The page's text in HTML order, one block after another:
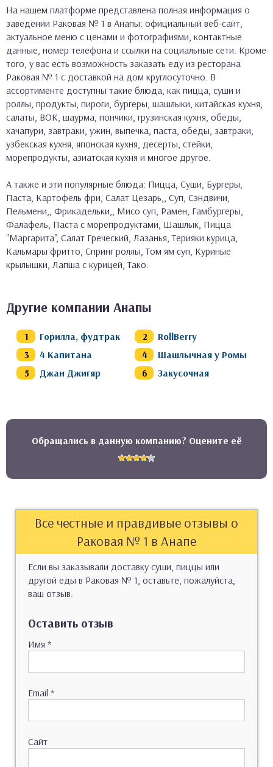
На нашем платформе представлена полная информация о
заведении Раковая № 1 в Анапы: официальный веб-сайт,
актуальное меню с ценами и фотографиями, контактные
данные, номер телефона и ссылки на социальные сети. Кроме
того, у вас есть возможность заказать еду из ресторана
Раковая № 1 с доставкой на дом круглосуточно. В
ассортименте доступны такие блюда, как пицца, суши и
роллы, продукты, пироги, бургеры, шашлыки, китайская кухня,
салаты, ВОК, шаурма, пончики, грузинская кухня, обеды,
хачапури, завтраки, ужин, выпечка, паста, обеды, завтраки,
узбекская кухня, японская кухня, десерты, стейки,
морепродукты, азиатская кухня и многое другое.
А также и эти популярные блюда: Пицца, Суши, Бургеры,
Паста, Картофель фри, Салат Цезарь,, Суп, Сэндвичи,
Пельмени,, Фрикадельки,, Мисо суп, Рамен, Гамбургеры,
Фалафель, Паста с морепродуктами, Шашлык, Пицца
"Маргарита", Салат Греческий, Лазанья, Терияки курица,
Кальмары фритто, Спринг роллы, Том ям суп, Куриные
крылышки, Лапша с курицей, Тако.
Другие компании Анапы
Горилла, фудтрак
RollBerry
4 Капитана
Шашлычная у Ромы
Джан Джигяр
Закусочная
Обращались в данную компанию? Оцените её
Все честные и правдивые отзывы о
Раковая № 1 в Анапе
Если вы заказывали доставку суши, пиццы или
другой еды в Раковая № 1, оставьте, пожалуйста,
ваш отзыв.
Оставить отзыв
Имя *
Email *
Сайт